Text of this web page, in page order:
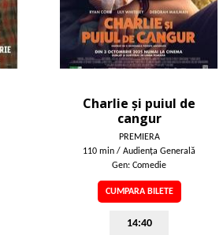
Charlie și puiul de
cangur
PREMIERA
110 min / Audienţa Generală
Gen: Comedie
CUMPARA BILETE
14:40